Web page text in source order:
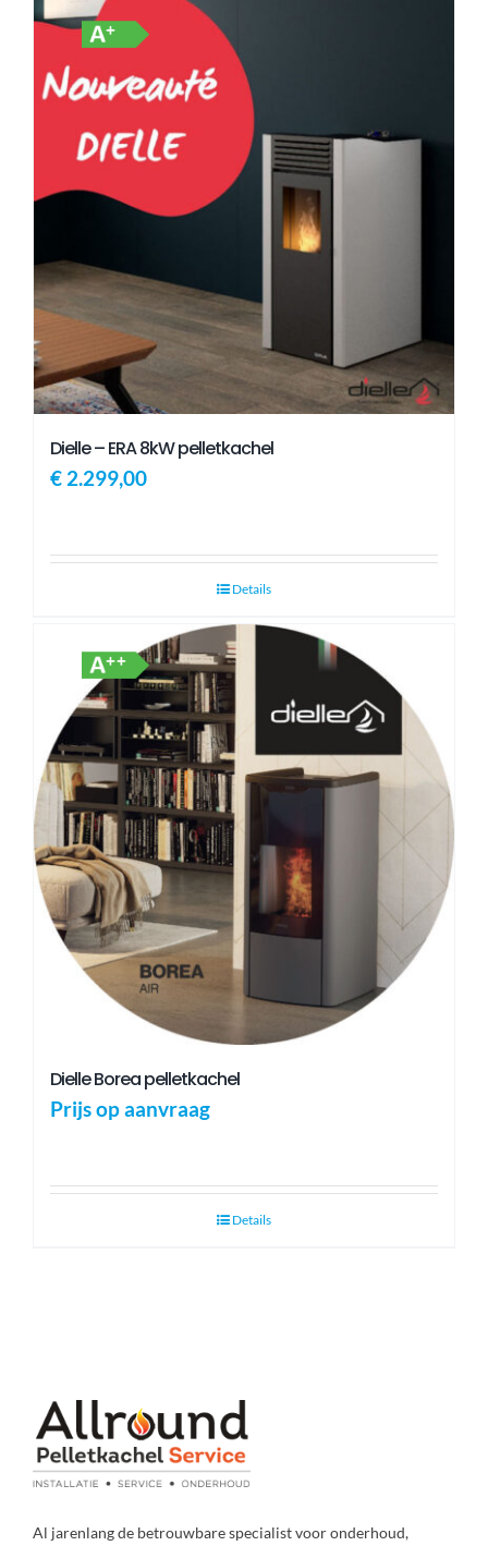
Dielle – ERA 8kW pelletkachel
€ 2.299,00
Details
Dielle Borea pelletkachel
Prijs op aanvraag
Details
Al jarenlang de betrouwbare specialist voor onderhoud,